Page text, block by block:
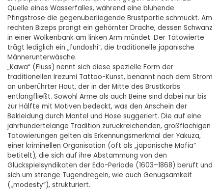
Quelle eines Wasserfalles, während eine blühende
Pfingstrose die gegenüberliegende Brustpartie schmückt. Am
rechten Bizeps prangt ein gehörnter Drache, dessen Schwanz
in einer Wolkenbank am linken Arm mündet. Der Tätowierte
trägt lediglich ein „fundoshi“, die traditionelle japanische
Männerunterwäsche.
„Kawa“ (Fluss) nennt sich diese spezielle Form der
traditionellen Irezumi Tattoo-Kunst, benannt nach dem Strom
an unberührter Haut, der in der Mitte des Brustkorbs
entlangfließt. Sowohl Arme als auch Beine sind dabei nur bis
zur Hälfte mit Motiven bedeckt, was den Anschein der
Bekleidung durch Mantel und Hose suggeriert. Die auf eine
jahrhundertelange Tradition zurückreichenden, großflächigen
Tätowierungen gelten als Erkennungsmerkmal der Yakuza,
einer kriminellen Organisation (oft als „japanische Mafia“
betitelt), die sich auf ihre Abstammung von den
Glückspielsyndikaten der Edo-Periode (1603–1868) beruft und
sich um strenge Tugendregeln, wie auch Genügsamkeit
(„modesty“), strukturiert.